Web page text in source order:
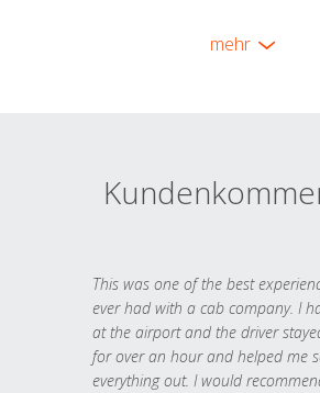
mehr
This was one of the best
ever had with a cab company. I
at the airport and the driver
for over an hour and helped me
everything out. I would